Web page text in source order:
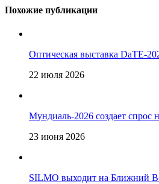
Похожие публикации
Оптическая выставка DaTE-
22 июля 2026
Мундиаль-2026 создает спрос
23 июня 2026
SILMO выходит на Ближний